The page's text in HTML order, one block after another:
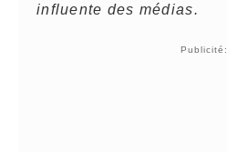
influente des médias.
Publicité: